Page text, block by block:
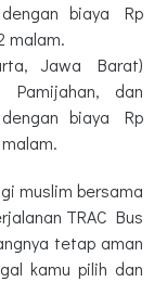
biaya Rp
malam.
Jawa Barat)
Pamijahan, dan
biaya Rp
muslim bersama
TRAC Bus
tetap aman
kamu pilih dan